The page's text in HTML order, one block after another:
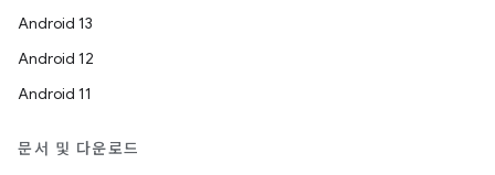
Android 13
Android 12
Android 11
문서 및 다운로드